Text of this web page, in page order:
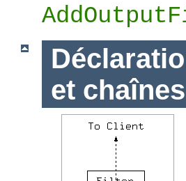
et chaînes